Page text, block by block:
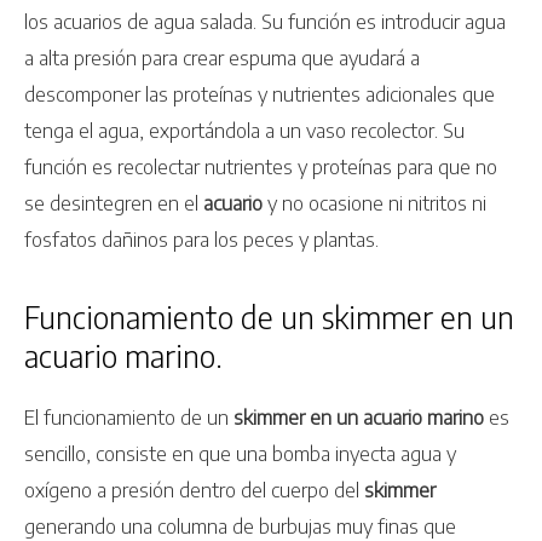
los acuarios de agua salada. Su función es introducir agua
a alta presión para crear espuma que ayudará a
descomponer las proteínas y nutrientes adicionales que
tenga el agua, exportándola a un vaso recolector. Su
función es recolectar nutrientes y proteínas para que no
se desintegren en el acuarioy no ocasione ni nitritos ni
fosfatos dañinos para los peces y plantas.
Funcionamiento de un skimmer en un
acuario marino.
El funcionamiento de un skimmer en un acuario marino es
sencillo, consiste en que una bomba inyecta agua y
oxígeno a presión dentro del cuerpo del skimmer
generando una columna de burbujas muy finas que